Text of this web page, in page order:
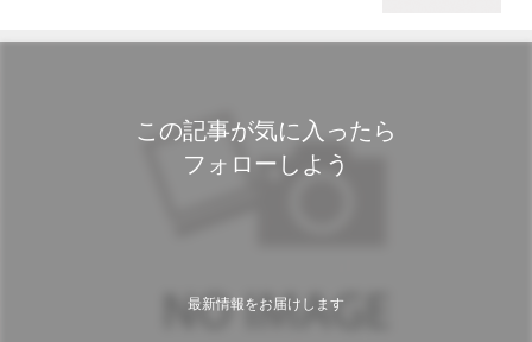
この記事が気に入ったら
フォローしよう
最新情報をお届けします